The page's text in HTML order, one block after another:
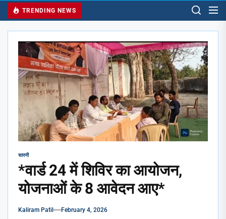
TRENDING NEWS
सारनी
*वार्ड 24 में शिविर का आयोजन,
योजनाओं के 8 आवेदन आए*
Kaliram Patil February 4, 2026